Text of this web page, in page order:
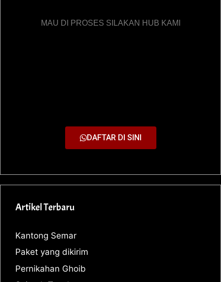
MAU DI PROSES SILAKAN HUB KAMI
DAFTAR DI SINI
Artikel Terbaru
Kantong Semar
Paket yang dikirim
Pernikahan Ghoib